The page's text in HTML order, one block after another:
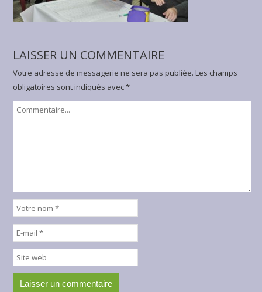
LAISSER UN COMMENTAIRE
Votre adresse de messagerie ne sera pas publiée. Les champs
obligatoires sont indiqués avec*